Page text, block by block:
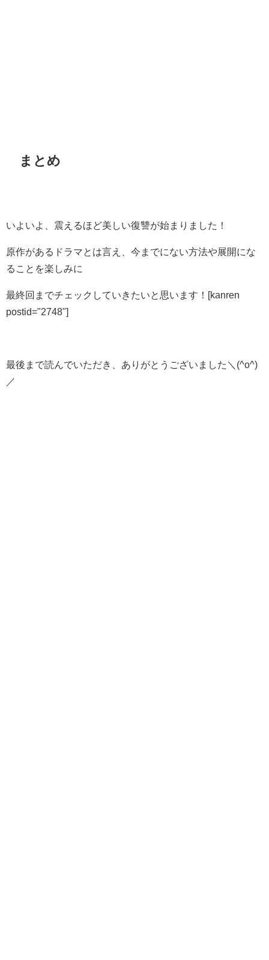
まとめ
いよいよ、震えるほど美しい復讐が始まりました！
原作があるドラマとは言え、今までにない方法や展開にな
ることを楽しみに
最終回までチェックしていきたいと思います！[kanren
postid="2748"]
最後まで読んでいただき、ありがとうございました＼(^o^)
／